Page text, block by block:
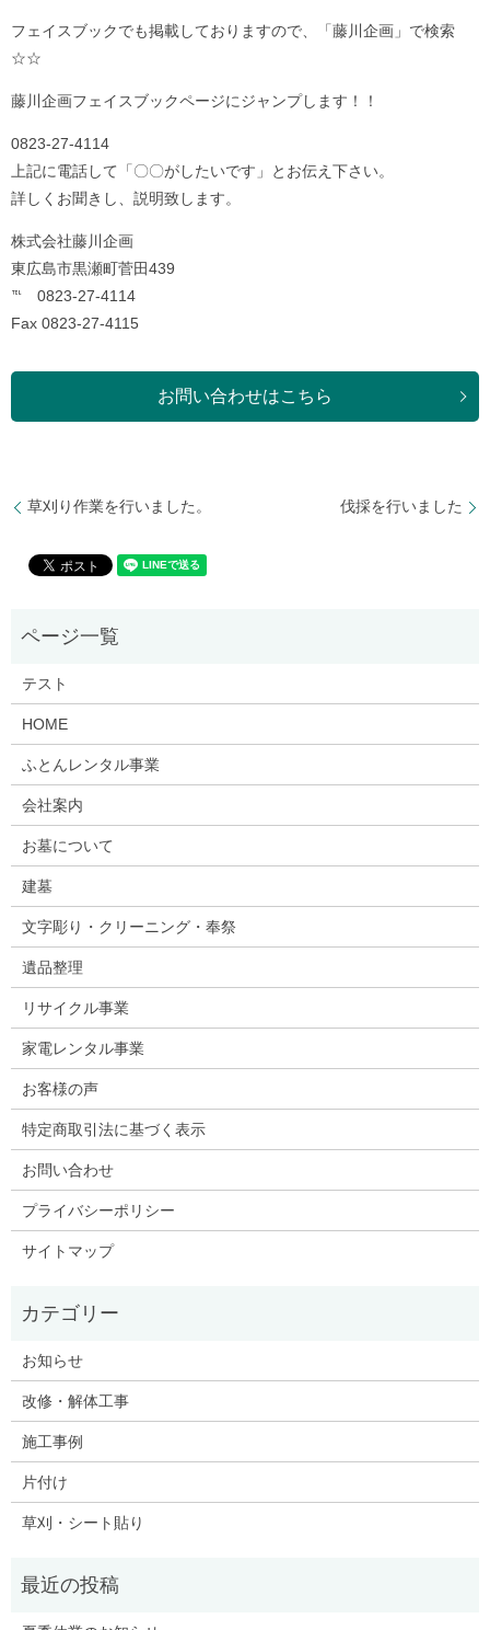
フェイスブックでも掲載しておりますので、「藤川企画」で検索
☆☆
藤川企画フェイスブックページにジャンプします！！
0823-27-4114
上記に電話して「〇〇がしたいです」とお伝え下さい。
詳しくお聞きし、説明致します。
株式会社藤川企画
東広島市黒瀬町菅田439
℡ 0823-27-4114
Fax 0823-27-4115
お問い合わせはこちら
草刈り作業を行いました。 伐採を行いました
テスト
HOME
ふとんレンタル事業
会社案内
お墓について
建墓
文字彫り・クリーニング・奉祭
遺品整理
リサイクル事業
家電レンタル事業
お客様の声
特定商取引法に基づく表示
お問い合わせ
プライバシーポリシー
サイトマップ
お知らせ
改修・解体工事
施工事例
片付け
草刈・シート貼り